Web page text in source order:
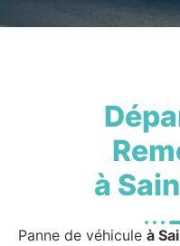
à
Panne de véhicule à